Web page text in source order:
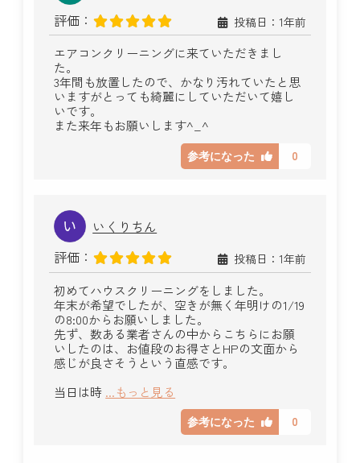
評価：
投稿日：1年前
エアコンクリーニングに来ていただきまし
た。
3年間も放置したので、かなり汚れていたと思
いますがとっても綺麗にしていただいて嬉し
いです。
また来年もお願いします^_^
参考になった 0
いくりちん
評価：
投稿日：1年前
初めてハウスクリーニングをしました。
年末が希望でしたが、空きが無く年明けの1/19
の8:00からお願いしました。
先ず、数ある業者さんの中からこちらにお願
いしたのは、お値段のお得さとHPの文面から
感じが良さそうという直感です。
当日は時 ...もっと見る
参考になった 0